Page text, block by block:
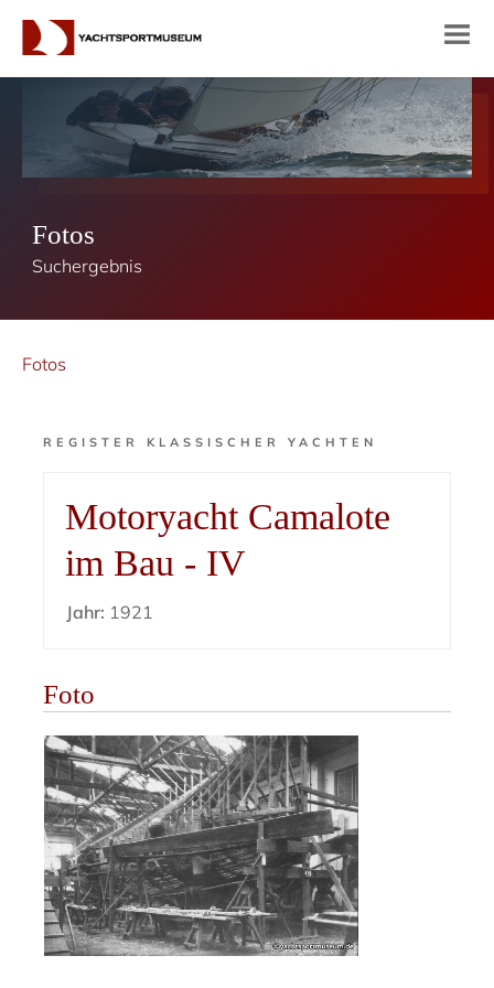
Fotos
Suchergebnis
Fotos
REGISTER KLASSISCHER YACHTEN
Motoryacht Camalote
im Bau - IV
Jahr: 1921
Foto